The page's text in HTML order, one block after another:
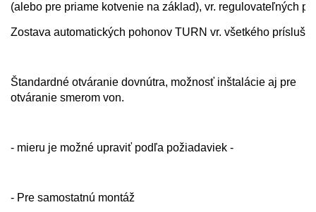
(alebo pre priame kotvenie na základ), vr. regulovateľných
Zostava automatických pohonov TURN vr. všetkého
Štandardné otváranie dovnútra, možnosť inštalácie aj pre
otváranie smerom von.
- mieru je možné upraviť podľa požiadaviek -
- Pre samostatnú montáž